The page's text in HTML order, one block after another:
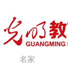
名家